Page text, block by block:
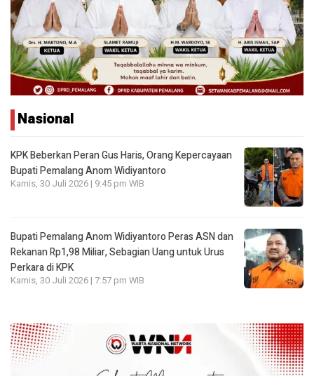
Nasional
KPK Beberkan Peran Gus Haris, Orang Kepercayaan
Bupati Pemalang Anom Widiyantoro
Kamis, 30 Juli 2026 | 9:45 pm WIB
Bupati Pemalang Anom Widiyantoro Peras ASN dan
Rekanan Rp1,98 Miliar, Sebagian Uang untuk Urus
Perkara di KPK
Kamis, 30 Juli 2026 | 7:57 pm WIB